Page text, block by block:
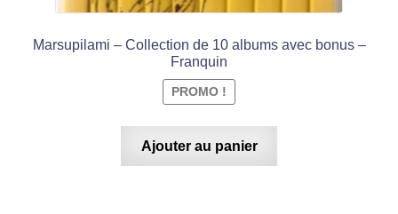
Marsupilami – Collection de 10 albums avec bonus –
Franquin
PROMO !
Ajouter au panier